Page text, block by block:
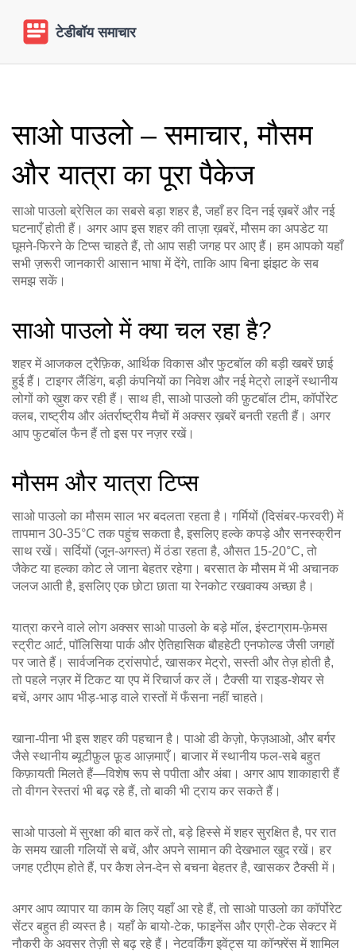
साओ पाउलो – समाचार, मौसम
और यात्रा का पूरा पैकेज
साओ पाउलो ब्रेसिल का सबसे बड़ा शहर है, जहाँ हर दिन नई ख़बरें और नई
घटनाएँ होती हैं। अगर आप इस शहर की ताज़ा ख़बरें, मौसम का अपडेट या
घूमने‑फिरने के टिप्स चाहते हैं, तो आप सही जगह पर आए हैं। हम आपको यहाँ
सभी ज़रूरी जानकारी आसान भाषा में देंगे, ताकि आप बिना झंझट के सब
समझ सकें।
साओ पाउलो में क्या चल रहा है?
शहर में आजकल ट्रैफ़िक, आर्थिक विकास और फुटबॉल की बड़ी खबरें छाई
हुई हैं। टाइगर लैंडिंग, बड़ी कंपनियों का निवेश और नई मेट्रो लाइनें स्थानीय
लोगों को ख़ुश कर रही हैं। साथ ही, साओ पाउलो की फ़ुटबॉल टीम, कॉर्पोरेट
क्लब, राष्ट्रीय और अंतर्राष्ट्रीय मैचों में अक्सर ख़बरें बनती रहती हैं। अगर
आप फुटबॉल फैन हैं तो इस पर नज़र रखें।
मौसम और यात्रा टिप्स
साओ पाउलो का मौसम साल भर बदलता रहता है। गर्मियों (दिसंबर‑फरवरी) में
तापमान 30‑35°C तक पहुंच सकता है, इसलिए हल्के कपड़े और सनस्क्रीन
साथ रखें। सर्दियों (जून‑अगस्त) में ठंडा रहता है, औसत 15‑20°C, तो
जैकेट या हल्का कोट ले जाना बेहतर रहेगा। बरसात के मौसम में भी अचानक
जलज आती है, इसलिए एक छोटा छाता या रेनकोट रखवाक्य अच्छा है।
यात्रा करने वाले लोग अक्सर साओ पाउलो के बड़े मॉल, इंस्टाग्राम‑फ़ेमस
स्ट्रीट आर्ट, पॉलिसिया पार्क और ऐतिहासिक बौहहेटी एनफोल्ड जैसी जगहों
पर जाते हैं। सार्वजनिक ट्रांसपोर्ट, खासकर मेट्रो, सस्ती और तेज़ होती है,
तो पहले नज़र में टिकट या एप में रिचार्ज कर लें। टैक्सी या राइड‑शेयर से
बचें, अगर आप भीड़‑भाड़ वाले रास्तों में फँसना नहीं चाहते।
खाना-पीना भी इस शहर की पहचान है। पाओ डी केज़ो, फेज़आओ, और बर्गर
जैसे स्थानीय ब्यूटीफ़ुल फ़ूड आज़माएँ। बाजार में स्थानीय फल‑सबे बहुत
किफ़ायती मिलते हैं—विशेष रूप से पपीता और अंबा। अगर आप शाकाहारी हैं
तो वीगन रेस्तरां भी बढ़ रहे हैं, तो बाकी भी ट्राय कर सकते हैं।
साओ पाउलो में सुरक्षा की बात करें तो, बड़े हिस्से में शहर सुरक्षित है, पर रात
के समय खाली गलियों से बचें, और अपने सामान की देखभाल खुद रखें। हर
जगह एटीएम होते हैं, पर कैश लेन‑देन से बचना बेहतर है, खासकर टैक्सी में।
अगर आप व्यापार या काम के लिए यहाँ आ रहे हैं, तो साओ पाउलो का कॉर्पोरेट
सेंटर बहुत ही व्यस्त है। यहाँ के बायो‑टेक, फाइनेंस और एग्री‑टेक सेक्टर में
नौकरी के अवसर तेज़ी से बढ़ रहे हैं। नेटवर्किंग इवेंट्स या कॉन्फ़्रेंस में शामिल